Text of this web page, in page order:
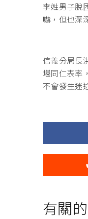
李姓男子脫
嚇，但也深
信義分局長
堪同仁表率
不會發生迷
有關的